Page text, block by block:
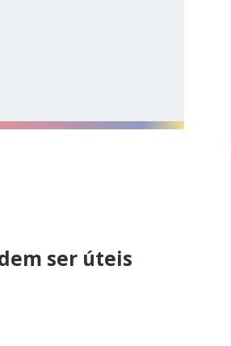
ser úteis